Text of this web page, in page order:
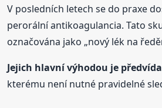
V posledních letech se do praxe
perorální antikoagulancia. Tato
označována jako „nový lék na
Jejich hlavní výhodou je
kterému není nutné pravidelné